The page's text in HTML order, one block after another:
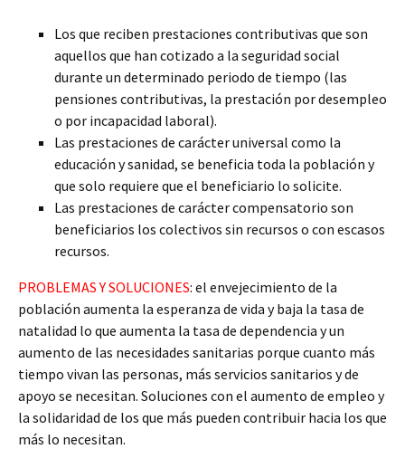
Los que reciben prestaciones contributivas que son
aquellos que han cotizado a la seguridad social
durante un determinado periodo de tiempo (las
pensiones contributivas, la prestación por desempleo
o por incapacidad laboral).
Las prestaciones de carácter universal como la
educación y sanidad, se beneficia toda la población y
que solo requiere que el beneficiario lo solicite.
Las prestaciones de carácter compensatorio son
beneficiarios los colectivos sin recursos o con escasos
recursos.
PROBLEMAS Y SOLUCIONES: el envejecimiento de la
población aumenta la esperanza de vida y baja la tasa de
natalidad lo que aumenta la tasa de dependencia y un
aumento de las necesidades sanitarias porque cuanto más
tiempo vivan las personas, más servicios sanitarios y de
apoyo se necesitan. Soluciones con el aumento de empleo y
la solidaridad de los que más pueden contribuir hacia los que
más lo necesitan.